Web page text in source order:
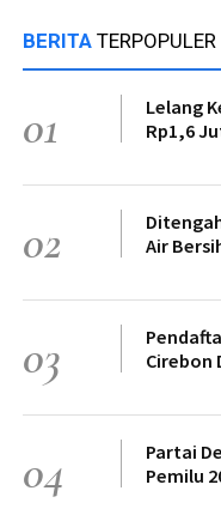
BERITA TERPOPULER
01
Lelang
Rp1,6
02
Air
03
Cirebon
04
Partai
Pemilu